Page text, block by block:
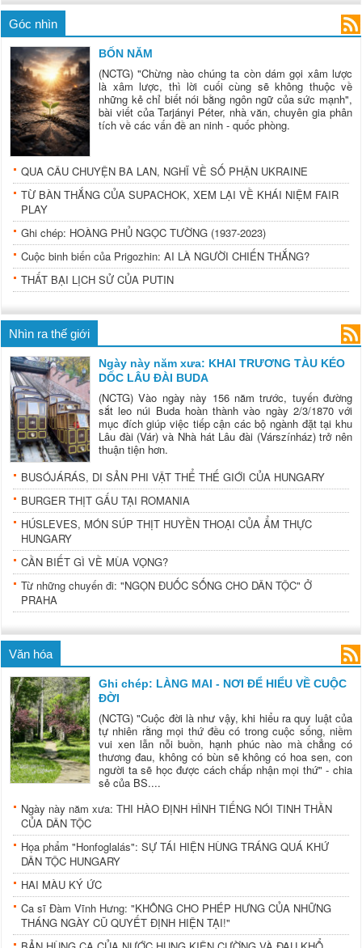
Góc nhìn
BỐN NĂM
(NCTG) "Chừng nào chúng ta còn dám gọi xâm lược
là xâm lược, thì lời cuối cùng sẽ không thuộc về
những kẻ chỉ biết nói bằng ngôn ngữ của sức mạnh",
bài viết của Tarjányi Péter, nhà văn, chuyên gia phân
tích về các vấn đề an ninh - quốc phòng.
QUA CÂU CHUYỆN BA LAN, NGHĨ VỀ SỐ PHẬN UKRAINE
TỪ BÀN THẮNG CỦA SUPACHOK, XEM LẠI VỀ KHÁI NIỆM FAIR
PLAY
Ghi chép: HOÀNG PHỦ NGỌC TƯỜNG (1937-2023)
Cuộc binh biến của Prigozhin: AI LÀ NGƯỜI CHIẾN THẮNG?
THẤT BẠI LỊCH SỬ CỦA PUTIN
Nhìn ra thế giới
Ngày này năm xưa: KHAI TRƯƠNG TÀU KÉO
DỐC LÂU ĐÀI BUDA
(NCTG) Vào ngày này 156 năm trước, tuyến đường
sắt leo núi Buda hoàn thành vào ngày 2/3/1870 với
mục đích giúp việc tiếp cận các bộ ngành đặt tại khu
Lâu đài (Vár) và Nhà hát Lâu đài (Várszínház) trở nên
thuận tiện hơn.
BUSÓJÁRÁS, DI SẢN PHI VẬT THỂ THẾ GIỚI CỦA HUNGARY
BURGER THỊT GẤU TẠI ROMANIA
HÚSLEVES, MÓN SÚP THỊT HUYỀN THOẠI CỦA ẨM THỰC
HUNGARY
CẦN BIẾT GÌ VỀ MÙA VỌNG?
Từ những chuyến đi: "NGỌN ĐUỐC SỐNG CHO DÂN TỘC" Ở
PRAHA
Văn hóa
Ghi chép: LÀNG MAI - NƠI ĐỂ HIỂU VỀ CUỘC
ĐỜI
(NCTG) "Cuộc đời là như vậy, khi hiểu ra quy luật của
tự nhiên rằng mọi thứ đều có trong cuộc sống, niềm
vui xen lẫn nỗi buồn, hạnh phúc nào mà chẳng có
thương đau, không có bùn sẽ không có hoa sen, con
người ta sẽ học được cách chấp nhận mọi thứ" - chia
sẻ của BS....
Ngày này năm xưa: THI HÀO ĐỊNH HÌNH TIẾNG NÓI TINH THẦN
CỦA DÂN TỘC
Họa phẩm "Honfoglalás": SỰ TÁI HIỆN HÙNG TRÁNG QUÁ KHỨ
DÂN TỘC HUNGARY
HAI MÀU KÝ ỨC
Ca sĩ Đàm Vĩnh Hưng: "KHÔNG CHO PHÉP HƯNG CỦA NHỮNG
THÁNG NGÀY CŨ QUYẾT ĐỊNH HIỆN TẠI!"